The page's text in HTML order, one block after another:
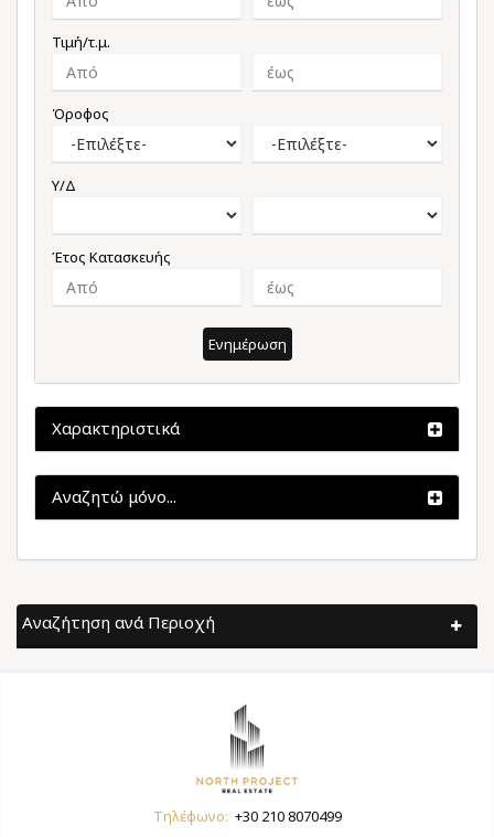
Τιμή/τ.μ.
Όροφος
Υ/Δ
Έτος Κατασκευής
Ενημέρωση
Χαρακτηριστικά
Αναζητώ μόνο...
Αναζήτηση ανά Περιοχή
Τηλέφωνο: +30 210 8070499